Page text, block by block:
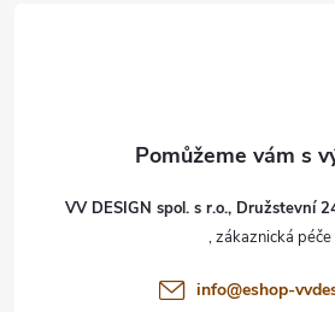
VV DESIGN spol. s r.o., Družstevní
info@eshop-